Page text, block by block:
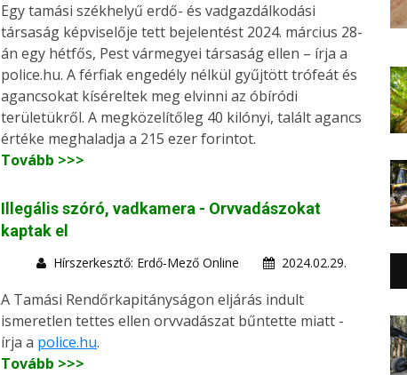
Egy tamási székhelyű erdő- és vadgazdálkodási
társaság képviselője tett bejelentést 2024. március 28-
án egy hétfős, Pest vármegyei társaság ellen – írja a
police.hu. A férfiak engedély nélkül gyűjtött trófeát és
agancsokat kíséreltek meg elvinni az óbíródi
területükről. A megközelítőleg 40 kilónyi, talált agancs
értéke meghaladja a 215 ezer forintot.
Tovább >>>
Illegális szóró, vadkamera - Orvvadászokat
kaptak el
Hírszerkesztő: Erdő-Mező Online 2024.02.29.
A Tamási Rendőrkapitányságon eljárás indult
ismeretlen tettes ellen orvvadászat bűntette miatt -
írja a police.hu.
Tovább >>>